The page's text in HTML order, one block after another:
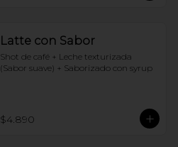
Latte con Sabor
Shot de café + Leche texturizada
(Sabor suave) + Saborizado con syrup
$4.890